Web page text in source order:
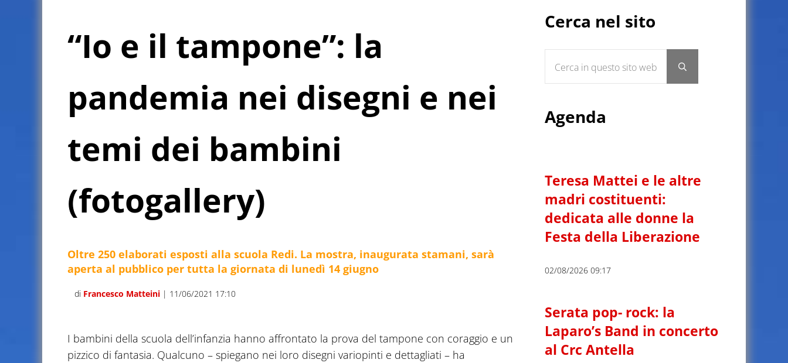
“Io e il tampone”: la
pandemia nei disegni e nei
temi dei bambini
(fotogallery)
Oltre 250 elaborati esposti alla scuola Redi. La mostra, inaugurata stamani, sarà
aperta al pubblico per tutta la giornata di lunedì 14 giugno
di Francesco Matteini | 11/06/2021 17:10
I bambini della scuola dell’infanzia hanno affrontato la prova del tampone con coraggio e un
pizzico di fantasia. Qualcuno – spiegano nei loro disegni variopinti e dettagliati – ha
Cerca nel sito
Submit search
Agenda
Teresa Mattei e le altre
madri costituenti:
dedicata alle donne la
Festa della Liberazione
02/08/2026 09:17
Serata pop- rock: la
Laparo’s Band in concerto
al Crc Antella